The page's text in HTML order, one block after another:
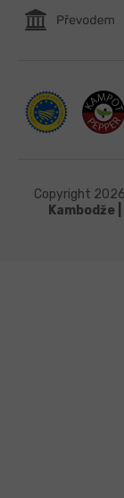
Copyright 2026
Kambodže